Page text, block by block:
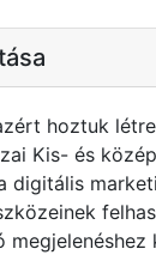
hoztuk
Kis- és
digitális
megjelenéshez